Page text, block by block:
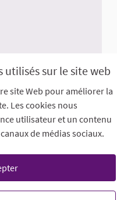
sur le site web
site Web pour améliorer la
Les cookies nous
utilisateur et un contenu
de médias sociaux.
des cookies